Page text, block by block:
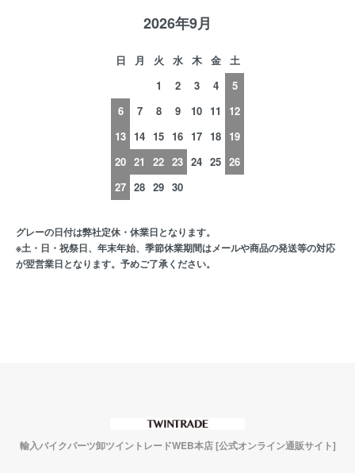
2026年9月
日 月 火 水 木 金
土
1
2 3 4
5
6
7 8 9 10 11
12
13 14 15 16 17 18 19
20 21 22 23 24 25 26
27 28 29 30
グレーの日付は弊社定休・休業日となります。
※土・日・祝祭日、年末年始、季節休業期間はメールや商品の発送等の対応
が翌営業日となります。予めご了承ください。
輸入バイクパーツ卸ツイントレードWEB本店 [公式オンライン通販サイト]